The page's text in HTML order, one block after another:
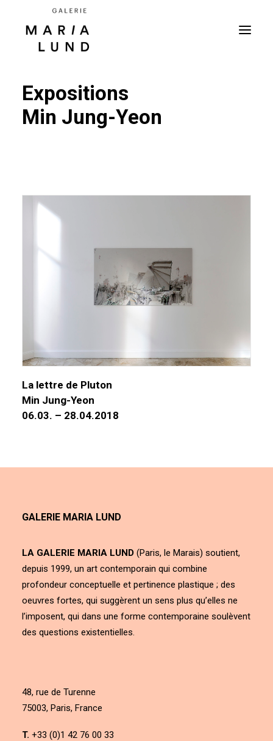
Expositions
Min Jung-Yeon
La lettre de Pluton
Min Jung-Yeon
06.03. – 28.04.2018
GALERIE MARIA LUND
LA GALERIE MARIA LUND (Paris, le Marais) soutient,
depuis 1999, un art contemporain qui combine
profondeur conceptuelle et pertinence plastique ; des
oeuvres fortes, qui suggèrent un sens plus qu’elles ne
l’imposent, qui dans une forme contemporaine soulèvent
des questions existentielles.
48, rue de Turenne
75003, Paris, France
T. +33 (0)1 42 76 00 33